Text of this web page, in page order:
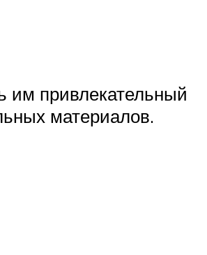
им привлекательный
материалов.